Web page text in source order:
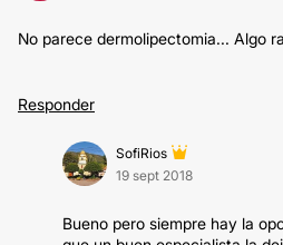
No parece dermolipectomia... Algo
Responder
SofiRios
19 sept 2018
Bueno pero siempre hay la